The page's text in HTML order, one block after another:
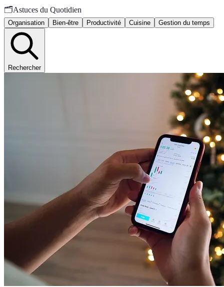
🗂️Astuces du Quotidien
Organisation Bien-être Productivité Cuisine Gestion du temps
Rechercher